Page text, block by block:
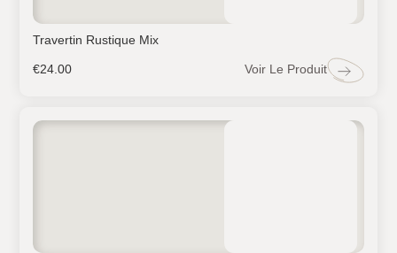
Travertin Rustique Mix
€24.00 Voir Le Produit